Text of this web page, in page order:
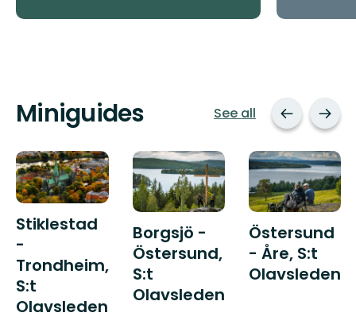
Miniguides See all
Stiklestad
-
Trondheim,
S:t
Olavsleden
Borgsjö -
Östersund,
S:t
Olavsleden
Östersund
- Åre, S:t
Olavsleden